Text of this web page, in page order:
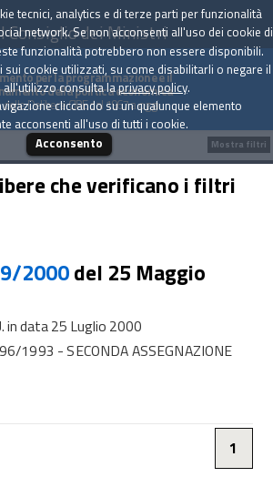
Consiglio dei Ministri
per la programmazione e il
della politica economica
Delibere CIPE dal 1967 a oggi
che verificano i filtri
2000del 25 Maggio
in data 25 Luglio 2000
1993 - SECONDA ASSEGNAZIONE
1
Mostra filtri
tecnici, analytics e di terze parti per funzionalità
network. Se non acconsenti all'uso dei cookie di
funzionalità potrebbero non essere disponibili.
cookie utilizzati, su come disabilitarli o negare il
all'utilizzo consulta laprivacy policy.
cliccando su un qualunque elemento
acconsenti all'uso di tutti i cookie.
Acconsento